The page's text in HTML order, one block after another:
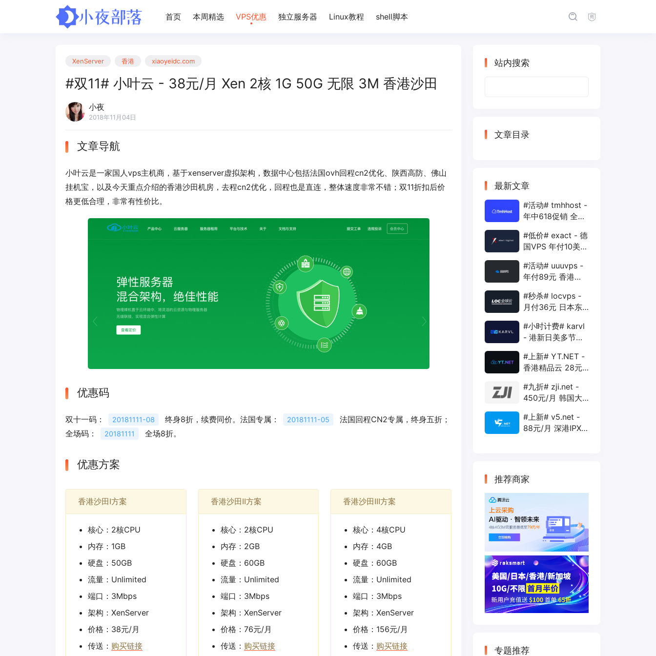
首页 本周精选 VPS优惠 独立服务器 Linux教程 shell脚本
XenServer 香港 xiaoyeidc.com
#双11# 小叶云 - 38元/月 Xen 2核 1G 50G 无限 3M 香港沙田
小夜
2018年11月04日
文章导航
小叶云是一家国人vps主机商，基于xenserver虚拟架构，数据中心包括法国ovh回程cn2优化、陕西高防、佛山
挂机宝，以及今天重点介绍的香港沙田机房，去程cn2优化，回程也是直连，整体速度非常不错；双11折扣后价
格更低合理，非常有性价比。
优惠码
双十一码： 20181111-08 终身8折，续费同价。法国专属： 20181111-05
法国回程CN2专属，终身五折；
全场码：
20181111 全场8折。
优惠方案
香港沙田I方案
核心：2核CPU
内存：1GB
硬盘：50GB
流量：Unlimited
端口：3Mbps
架构：XenServer
价格：38元/月
传送： 购买链接
香港沙田II方案
核心：2核CPU
内存：2GB
硬盘：60GB
流量：Unlimited
端口：3Mbps
架构：XenServer
价格：76元/月
传送： 购买链接
香港沙田III方案
核心：4核CPU
内存：4GB
硬盘：60GB
流量：Unlimited
端口：3Mbps
架构：XenServer
价格：156元/月
传送： 购买链接
站内搜索
文章目录
最新文章
#活动# tmhhost -
年中618促销 全场
年付VPS
#低价# exact - 德
国VPS 年付10美元
1Gbps
#活动# uuuvps -
年付89元 香港
400G 30M
#秒杀# locvps -
月付36元 日本东
40G 1T 450Mbps
#小时计费# karvl
- 港新日美多节点
20G 5T 1Gbps
#上新# YT.NET -
香港精品云 28元/
AS10099+移动
CMI
#九折# zji.net -
450元/月 韩国大
优化和纯国际线路
#上新# v5.net -
88元/月 深港IPX
推荐商家
专题推荐